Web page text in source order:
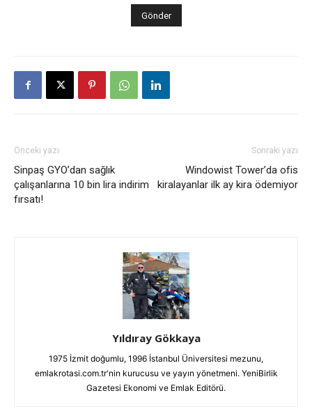
Önceki yazı
Sinpaş GYO’dan sağlık
çalışanlarına 10 bin lira indirim
fırsatı!
Sonraki yazı
Windowist Tower’da ofis
kiralayanlar ilk ay kira ödemiyor
Yıldıray Gökkaya
1975 İzmit doğumlu, 1996 İstanbul Üniversitesi mezunu,
emlakrotasi.com.tr'nin kurucusu ve yayın yönetmeni. YeniBirlik
Gazetesi Ekonomi ve Emlak Editörü.